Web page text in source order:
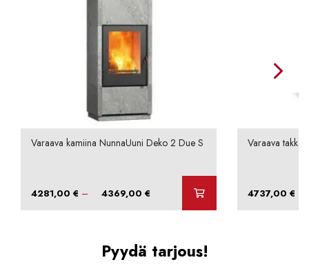
Varaava kamiina NunnaUuni Deko 2 Due S
4281,00€ – 4369,00€ Hintaluokka:
Varaava takka
4737,00 €
Pyydä tarjous!